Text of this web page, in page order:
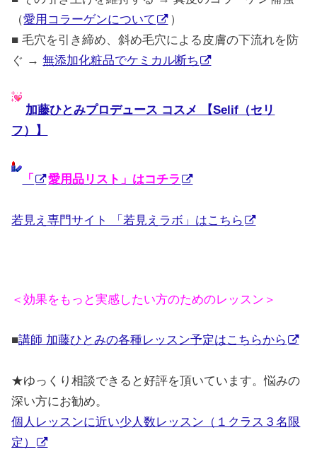
（愛用コラーゲンについて
）
■ 毛穴を引き締め、斜め毛穴による皮膚の下流れを防
ぐ →無添加化粧品でケミカル断ち
加藤ひとみプロデュース コスメ 【Selif（セリ
フ）】
「 愛用品リスト」はコチラ
若見え専門サイト 「若見えラボ」はこちら
＜効果をもっと実感したい方のためのレッスン＞
■講師 加藤ひとみの各種レッスン予定はこちらから
★ゆっくり相談できると好評を頂いています。悩みの
深い方にお勧め。
個人レッスンに近い少人数レッスン（１クラス３名限
定）